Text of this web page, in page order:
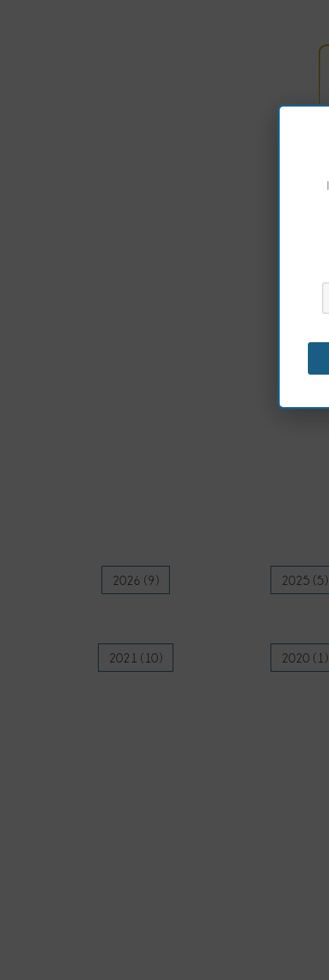
2026 (9) 2025 (5)
2021 (10) 2020 (1)